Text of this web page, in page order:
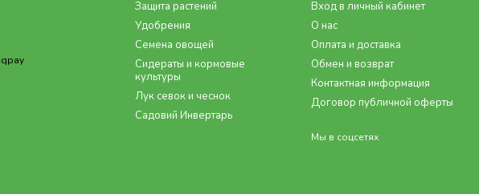
Защита растений
Удобрения
Семена овощей
Сидераты и кормовые
культуры
Лук севок и чеснок
Садовий Инвертарь
Вход в личный кабинет
О нас
Оплата и доставка
Обмен и возврат
Контактная информация
Договор публичной оферты
Мы в соцсетях